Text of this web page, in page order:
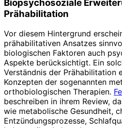
Biopsychosoziale
Prähabilitation
Vor diesem Hintergrund
prähabilitativen Ansatzes
biologischen Faktoren auch
Aspekte berücksichtigt. Ein
Verständnis der Prähabilitation
Konzepten der sogenannten
orthobiologischen Therapien.
beschreiben in ihrem Review,
wie metabolische Gesundheit,
Entzündungsprozesse,